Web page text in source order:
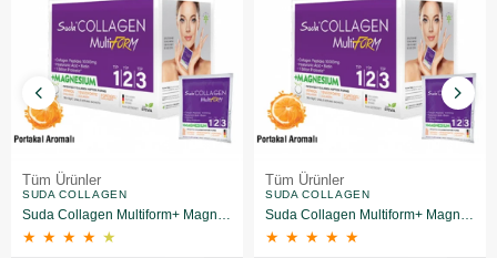
Tüm Ürünler
SUDA COLLAGEN
Suda Collagen Multiform+ Magnesium 30 x 15 gr - Portakal Aromalı
★ ★ ★ ★ ★
Tüm Ürünler
SUDA COLLAGEN
Suda Collagen Multiform+ Magnesium 30 x 15 gr - Portakal Aromalı 2 Adet
★ ★ ★ ★ ★